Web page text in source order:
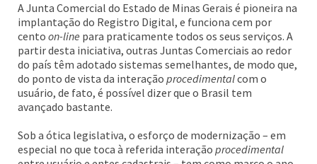
A Junta Comercial do Estado de Minas Gerais é pioneira na
implantação do Registro Digital, e funciona cem por
cento on-line para praticamente todos os seus serviços. A
partir desta iniciativa, outras Juntas Comerciais ao redor
do país têm adotado sistemas semelhantes, de modo que,
do ponto de vista da interação procedimentalcom o
usuário, de fato, é possível dizer que o Brasil tem
avançado bastante.
Sob a ótica legislativa, o esforço de modernização – em
especial no que toca à referida interação procedimental